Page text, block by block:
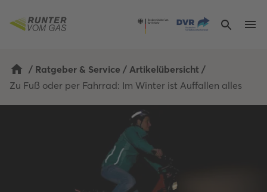
/ Ratgeber & Service / Artikelübersicht /
Zu Fuß oder per Fahrrad: Im Winter ist Auffallen alles